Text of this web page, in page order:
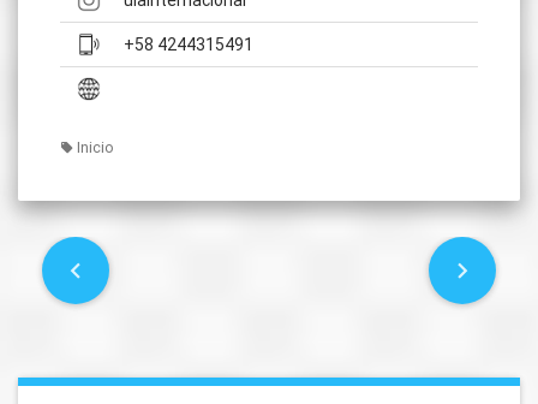
+58 4244315491
Inicio
P
s